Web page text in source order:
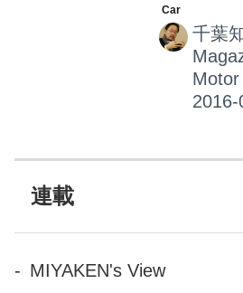
ール・パ
イバーが駐
中央にク
た後、車
にできる
して再び動
千葉
連載
MIYAKEN's View